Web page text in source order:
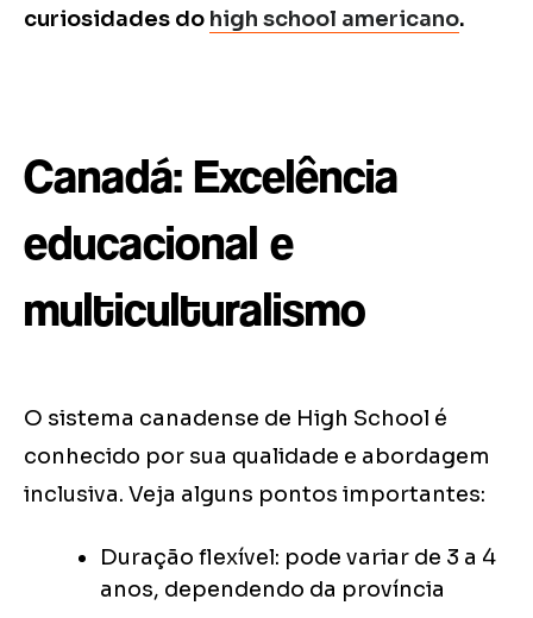
curiosidades do high school americano.
Canadá: Excelência
educacional e
multiculturalismo
O sistema canadense de High School é
conhecido por sua qualidade e abordagem
inclusiva. Veja alguns pontos importantes:
Duração flexível: pode variar de 3 a 4
anos, dependendo da província